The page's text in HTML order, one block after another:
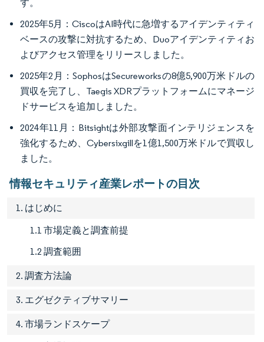
す。
2025年5月：CiscoはAI時代に急増するアイデンティティ
ベースの攻撃に対抗するため、Duoアイデンティティお
よびアクセス管理をリリースしました。
2025年2月：SophosはSecureworksの8億5,900万米ドルの
買収を完了し、Taegis XDRプラットフォームにマネージ
ドサービスを追加しました。
2024年11月：Bitsightは外部攻撃面インテリジェンスを
強化するため、Cybersixgillを1億1,500万米ドルで買収し
ました。
情報セキュリティ産業レポートの目次
1. はじめに
1.1 市場定義と調査前提
1.2 調査範囲
2. 調査方法論
3. エグゼクティブサマリー
4. 市場ランドスケープ